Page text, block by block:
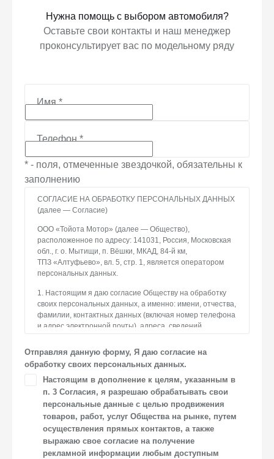
Нужна помощь с выбором автомобиля?
Оставьте свои контакты и наш менеджер
проконсультирует вас по модельному ряду
Имя*
Телефон*
* - поля, отмеченные звездочкой, обязательны к
заполнению
СОГЛАСИЕ НА ОБРАБОТКУ ПЕРСОНАЛЬНЫХ ДАННЫХ
(далее — Согласие)
ООО «Тойота Мотор» (далее — Общество),
расположенное по адресу: 141031, Россия, Московская
обл., г. о. Мытищи, п. Вёшки, МКАД, 84-й км,
ТПЗ «Алтуфьево», вл. 5, стр. 1, является оператором
персональных данных.
1. Настоящим я даю согласие Обществу на обработку
своих персональных данных, а именно: имени, отчества,
фамилии, контактных данных (включая номер телефона
и адрес электронной почты), адреса, сведений
к автомобилю(-ям) и товарам/услугам, IP-адреса, сведений
об устройстве, операционной системы устройства
и модели мобильного телефона посетителя сайта,
уникального идентификатора посетителя сайта,
предпочтительного времени и способа для контакта,
истории контактов.
2. Под обработкой персональных данных понимаются
следующие действия: сбор, запись, систематизация,
накопление, хранение, уточнение (обновление,
изменение), извлечение, использование, передача
Отправляя данную форму, Я даю согласие на
обработку своих персональных данных.
Настоящим в дополнение к целям, указанным в
п. 3 Согласия, я разрешаю обрабатывать свои
персональные данные с целью продвижения
товаров, работ, услуг Общества на рынке, путем
осуществления прямых контактов, а также
выражаю свое согласие на получение
рекламной информации любым доступным